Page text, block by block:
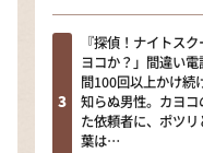
『探偵！ナイトス
ヨコか？」間違い
間100回以上かけ続
知らぬ男性。カヨコ
た依頼者に、ポツ
葉は…